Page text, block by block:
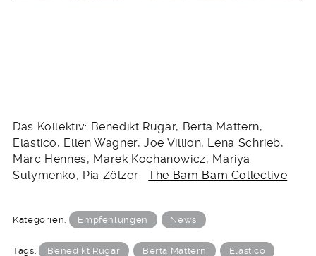
Das Kollektiv: Benedikt Rugar, Berta Mattern,
Elastico, Ellen Wagner, Joe Villion, Lena Schrieb,
Marc Hennes, Marek Kochanowicz, Mariya
Sulymenko, Pia ZölzerThe Bam Bam Collective
Kategorien: Empfehlungen News
Tags: Benedikt Rugar Berta Mattern Elastico